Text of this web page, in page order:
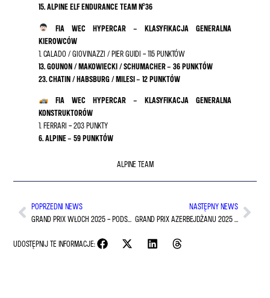
15. ALPINE ELF ENDURANCE TEAM N°36
FIA WEC HYPERCAR – KLASYFIKACJA GENERALNA
KIEROWCÓW
1. CALADO / GIOVINAZZI / PIER GUIDI – 115 PUNKTÓW
13. GOUNON / MAKOWIECKI / SCHUMACHER – 36 PUNKTÓW
23. CHATIN / HABSBURG / MILESI – 12 PUNKTÓW
FIA WEC HYPERCAR – KLASYFIKACJA GENERALNA
KONSTRUKTORÓW
1. FERRARI – 203 PUNKTY
6. ALPINE – 59 PUNKTÓW
ALPINE TEAM
POPRZEDNI NEWS
GRAND PRIX WŁOCH 2025 – PODSUMOWANIE WYŚCIGU
NASTĘPNY NEWS
GRAND PRIX AZERBEJDŻANU 2025 – ZAPOWIEDŹ WEEKENDU WYŚCIGOWEGO
UDOSTĘPNIJ TE INFORMACJE: